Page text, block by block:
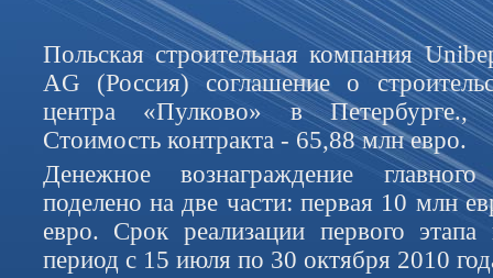
Польская строительная компания
AG (Россия) соглашение о
центра «Пулково» в Петербурге.,
Стоимость контракта - 65,88 млн евро.
Денежное вознаграждение
поделено на две части: первая 10 млн
евро. Срок реализации первого этапа
период с 15 июля по 30 октября 2010